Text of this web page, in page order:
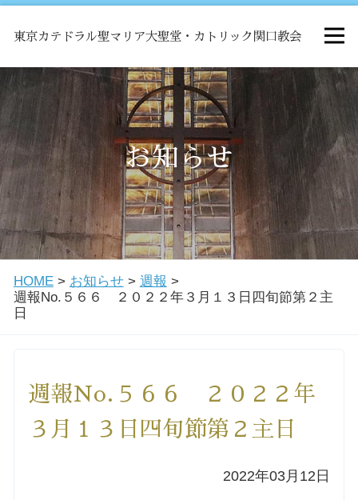
東京カテドラル聖マリア大聖堂・カトリック関口教会
HOME
ミサ
お知らせ
関口教会について
教会学校・中高生会
洗礼を希望される方
講座のご案内
お知らせ
HOME> お知らせ> 週報 >
週報No.５６６ ２０２２年３月１３日四旬節第２主
日
週報No.５６６ ２０２２年
３月１３日四旬節第２主日
2022年03月12日